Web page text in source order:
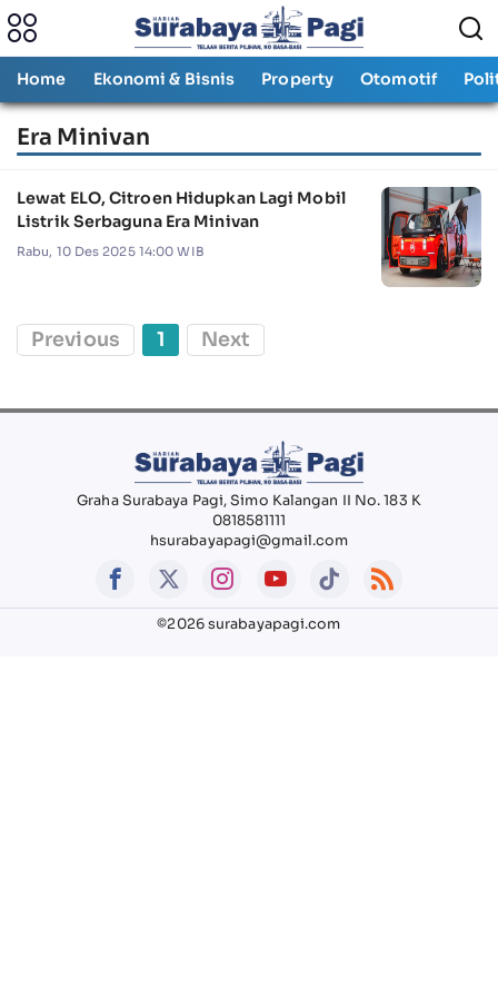
Home Ekonomi & Bisnis Property Otomotif
Era Minivan
Lewat ELO, Citroen Hidupkan Lagi Mobil
Listrik Serbaguna Era Minivan
Rabu, 10 Des 2025 14:00 WIB
Previous 1 Next
Graha Surabaya Pagi, Simo Kalangan II No. 183 K
0818581111
hsurabayapagi@gmail.com
©2026 surabayapagi.com